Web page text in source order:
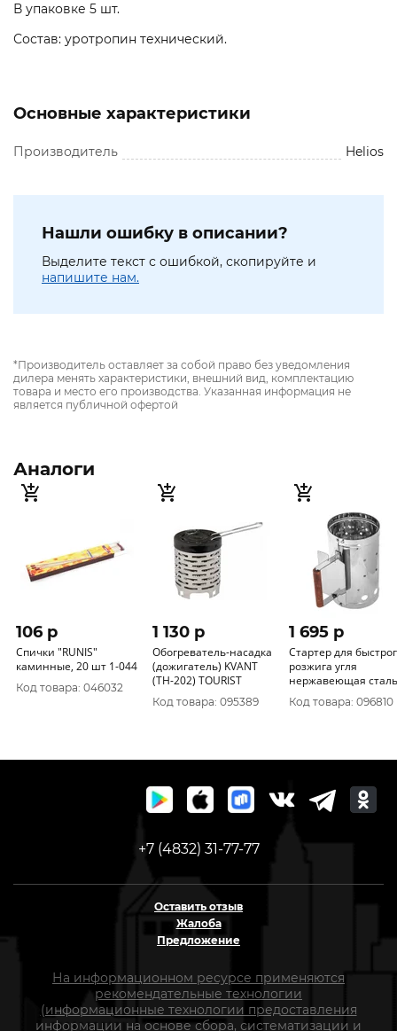
В упаковке 5 шт.
Состав: уротропин технический.
Основные характеристики
Производитель Helios
Нашли ошибку в описании?
Выделите текст с ошибкой, скопируйте и
напишите нам.
*Производитель оставляет за собой право без уведомления
дилера менять характеристики, внешний вид, комплектацию
товара и место его производства. Указанная информация не
является публичной офертой
Аналоги
106 p
Спички "RUNIS"
каминные, 20 шт 1-044
Код товара: 046032
1 130 p
Обогреватель-насадка
(дожигатель) KVANT
(TH-202) TOURIST
Код товара: 095389
1 695 p
Стартер для
розжига угля
нержавеющая сталь
(HS-KP-02) Helios
Код товара: 096810
+7 (4832) 31-77-77
Оставить отзыв
Жалоба
Предложение
На информационном ресурсе применяются
рекомендательные технологии
(информационные технологии предоставления
информации на основе сбора, систематизации и